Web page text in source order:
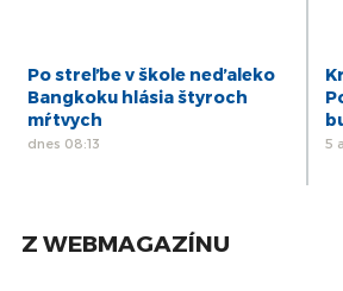
Po streľbe v škole neďaleko
Bangkoku hlásia štyroch
mŕtvych
dnes 08:13 5
Z WEBMAGAZÍNU